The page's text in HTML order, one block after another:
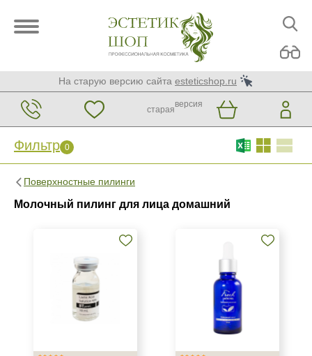
На старую версию сайта esteticshop.ru
старая
версия
Фильтр 0
Поверхностные пилинги
Молочный пилинг для лица домашний
Фильтр 0
Россия